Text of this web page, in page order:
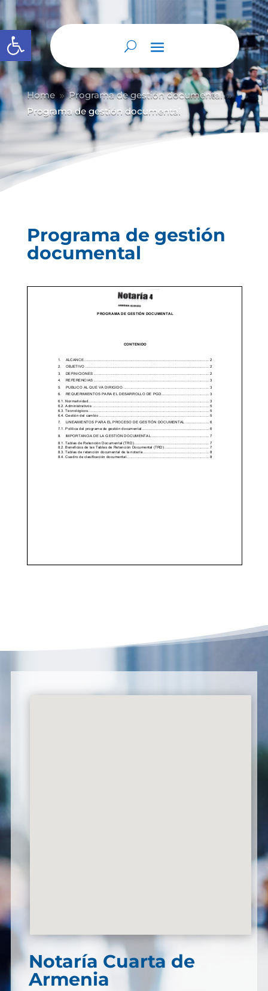
Abrir barra de herramientas
Home 9 Programa de gestión documental 9
Programa de gestión documental
Programa de gestión
documental
Notaría Cuarta de
Armenia